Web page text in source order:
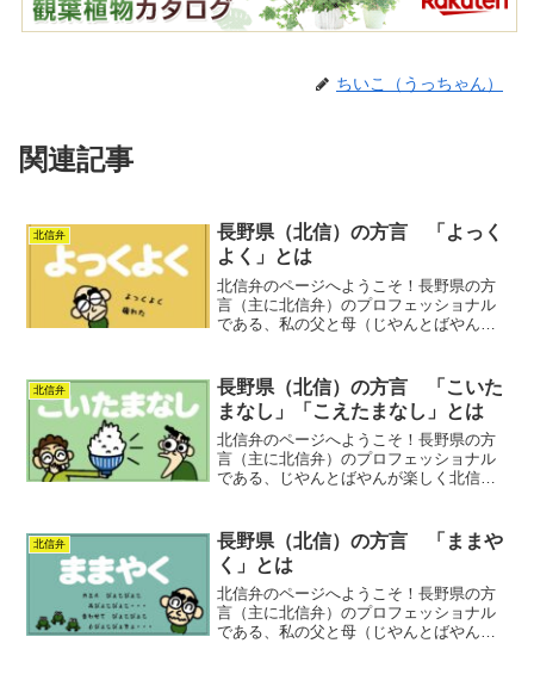
ちいこ（うっちゃん）
関連記事
北信弁
長野県（北信）の方言 「よっく
よく」とは
北信弁のページへようこそ！長野県の方
言（主に北信弁）のプロフェッショナル
である、私の父と母（じやんとばやん）
てしまった。もう、よっくよくだ。
北信弁
長野県（北信）の方言 「こいた
まなし」「こえたまなし」とは
北信弁のページへようこそ！長野県の方
言（主に北信弁）のプロフェッショナル
である、じやんとばやんが楽しく北信弁
味！「たくさん」または「すごくたくさ
ん」を表す。
北信弁
長野県（北信）の方言 「ままや
く」とは
北信弁のページへようこそ！長野県の方
言（主に北信弁）のプロフェッショナル
である、私の父と母（じやんとばやん）